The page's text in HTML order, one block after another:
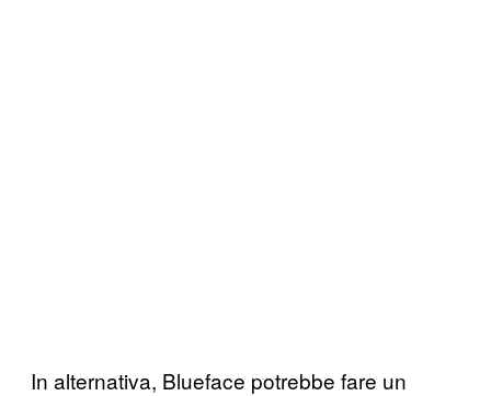
In alternativa, Blueface potrebbe fare un